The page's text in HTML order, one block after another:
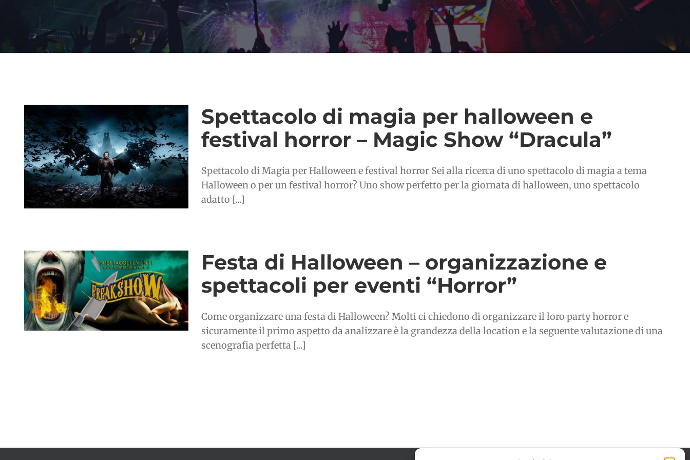
Spettacolo di magia per halloween e
festival horror – Magic Show “Dracula”
Spettacolo di Magia per Halloween e festival horror Sei alla ricerca di uno spettacolo di magia a tema
Halloween o per un festival horror? Uno show perfetto per la giornata di halloween, uno spettacolo
adatto [...]
Festa di Halloween – organizzazione e
spettacoli per eventi “Horror”
Come organizzare una festa di Halloween? Molti ci chiedono di organizzare il loro party horror e
sicuramente il primo aspetto da analizzare è la grandezza della location e la seguente valutazione di una
scenografia perfetta [...]